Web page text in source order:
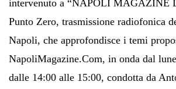
intervenuto a “NAPOLI MAGAZINE
Punto Zero, trasmissione radiofonica
Napoli, che approfondisce i temi
NapoliMagazine.Com, in onda dal
dalle 14:00 alle 15:00, condotta da